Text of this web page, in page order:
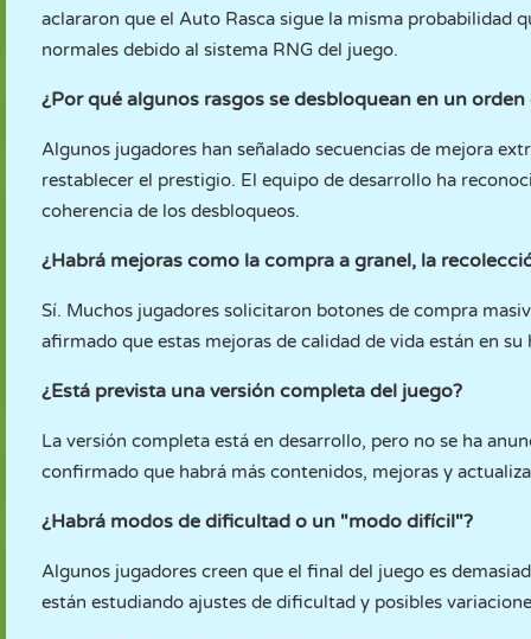
aclararon que el Auto Rasca sigue la misma probabilidad
normales debido al sistema RNG del juego.
¿Por qué algunos rasgos se desbloquean en un
Algunos jugadores han señalado secuencias de mejora
restablecer el prestigio. El equipo de desarrollo ha
coherencia de los desbloqueos.
¿Habrá mejoras como la compra a granel, la
Sí. Muchos jugadores solicitaron botones de compra
afirmado que estas mejoras de calidad de vida están en
¿Está prevista una versión completa del juego?
La versión completa está en desarrollo, pero no se ha
confirmado que habrá más contenidos, mejoras y
¿Habrá modos de dificultad o un "modo difícil"?
Algunos jugadores creen que el final del juego es
están estudiando ajustes de dificultad y posibles